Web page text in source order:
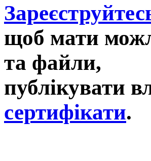
щоб мати
та файли,
публікувати
сертифікати.